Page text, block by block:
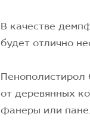
В качестве
будет отлично
Пенополистирол
от деревянных
фанеры или